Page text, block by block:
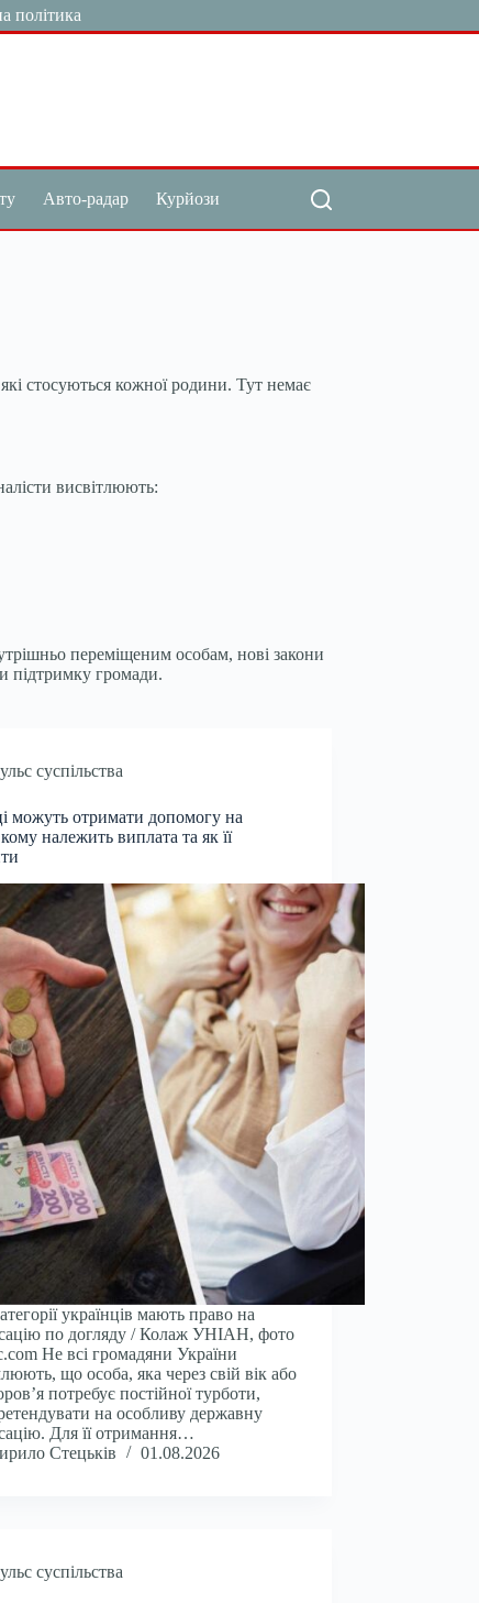
політика
Авто-радар Курйози
стосуються кожної родини. Тут немає
висвітлюють:
переміщеним особам, нові закони
підтримку громади.
суспільства
можуть отримати допомогу на
належить виплата та як її
українців мають право на
по догляду / Колаж УНІАН, фото
Не всі громадяни України
що особа, яка через свій вік або
потребує постійної турботи,
на особливу державну
Для її отримання…
Стецьків
01.08.2026
суспільства